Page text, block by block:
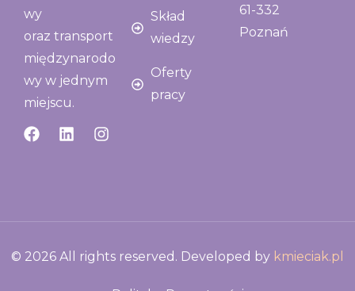
wy
oraz transport
międzynarodo
wy w jednym
miejscu.
Skład
wiedzy
Oferty
pracy
61-332
Poznań
© 2026 All rights reserved. Developed by kmieciak.pl